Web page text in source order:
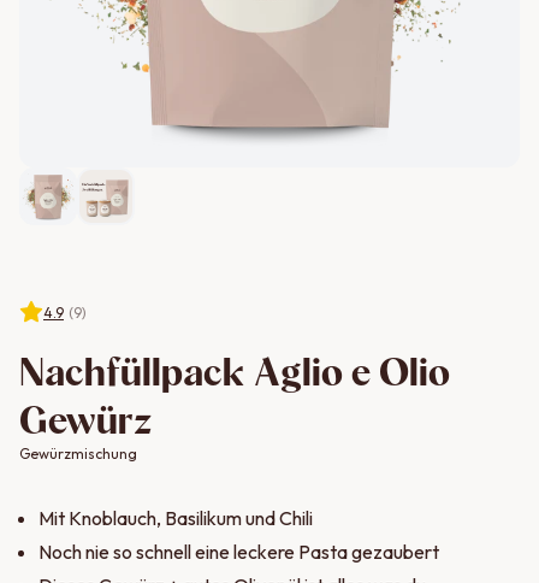
4.9 (9)
Nachfüllpack Aglio e Olio
Gewürz
Gewürzmischung
Mit Knoblauch, Basilikum und Chili
Noch nie so schnell eine leckere Pasta gezaubert